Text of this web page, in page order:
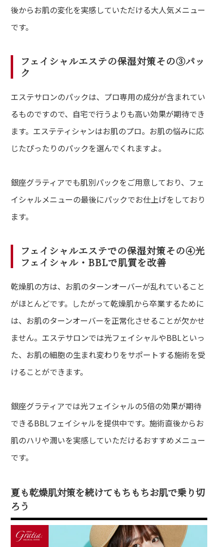
後からお肌の変化を実感していただける大人気メニュー
です。
フェイシャルエステの保湿対策その③パッ
ク
エステサロンのパックは、プロ専用の成分が含まれてい
るものですので、自宅で行うよりも高い効果が期待でき
ます。エステティシャンはお肌のプロ。お肌の悩みに応
じたぴったりのパックを選んでくれますよ。
銀座グラティアでも肌別パックをご用意しており、フェ
イシャルメニューの最後にパックでお仕上げをしており
ます。
フェイシャルエステでの保湿対策その④光
フェイシャル・BBLで肌質を改善
乾燥肌の方は、お肌のターンオーバーが乱れていること
がほとんどです。したがって乾燥肌から卒業するために
は、お肌のターンオーバーを正常化させることが欠かせ
ません。エステサロンでは光フェイシャルやBBLといっ
た、お肌の細胞の生まれ変わりをサポートする施術を受
けることができます。
銀座グラティアでは光フェイシャルの5倍の効果が期待
できるBBLフェイシャルを提供中です。施術直後からお
肌のハリや潤いを実感していただけるおすすめメニュー
です。
夏も乾燥肌対策を続けてもちもちお肌で乗り切
ろう